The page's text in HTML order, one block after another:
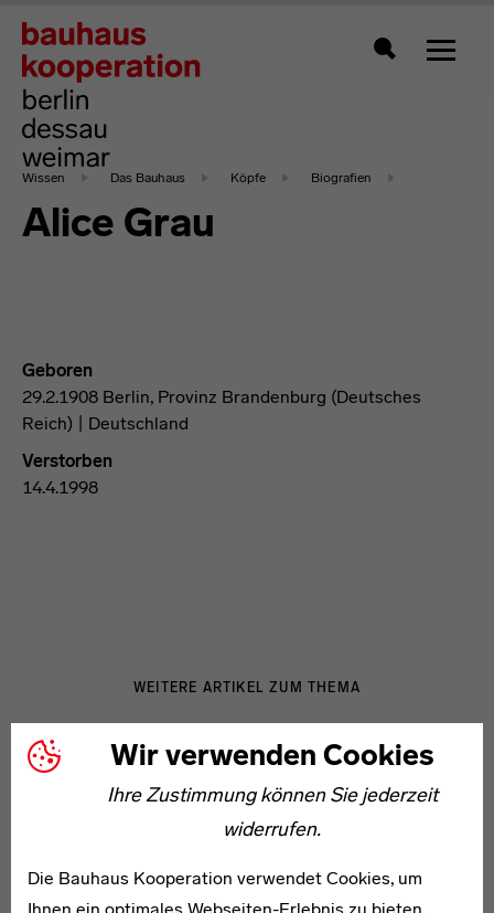
Wir verwenden Cookies
Ihre Zustimmung können Sie jederzeit
widerrufen.
Die Bauhaus Kooperation verwendet Cookies, um
Zeigt
Wissen Das Bauhaus Köpfe Biografien
Alice Grau
Geboren
29.2.1908 Berlin, Provinz Brandenburg (Deutsches
Reich) | Deutschland
Verstorben
14.4.1998
WEITERE ARTIKEL ZUM THEMA
Günter Conrad
1907–1950